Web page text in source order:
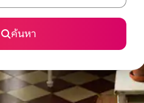
ค้นหา